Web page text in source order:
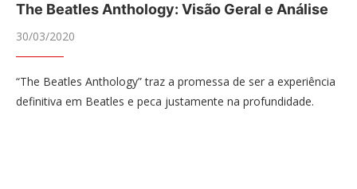
The Beatles Anthology: Visão Geral e Análise
30/03/2020
“The Beatles Anthology” traz a promessa de ser a experiência
definitiva em Beatles e peca justamente na profundidade.